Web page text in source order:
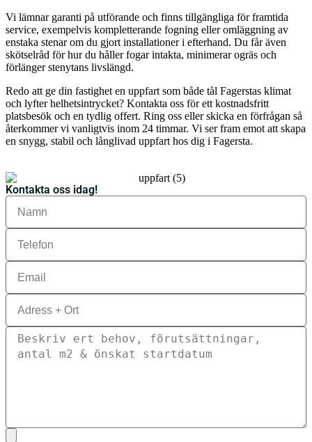
Vi lämnar garanti på utförande och finns tillgängliga för framtida
service, exempelvis kompletterande fogning eller omläggning av
enstaka stenar om du gjort installationer i efterhand. Du får även
skötselråd för hur du håller fogar intakta, minimerar ogräs och
förlänger stenytans livslängd.
Redo att ge din fastighet en uppfart som både tål Fagerstas klimat
och lyfter helhetsintrycket? Kontakta oss för ett kostnadsfritt
platsbesök och en tydlig offert. Ring oss eller skicka en förfrågan så
återkommer vi vanligtvis inom 24 timmar. Vi ser fram emot att skapa
en snygg, stabil och långlivad uppfart hos dig i Fagersta.
Kontakta oss idag!